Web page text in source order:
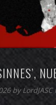
byLordJASC